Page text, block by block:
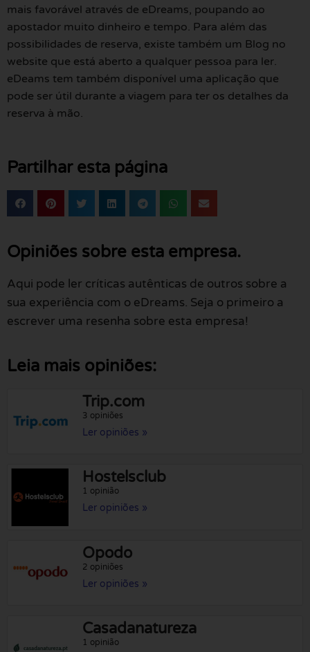
mais favorável através de eDreams, poupando ao
apostador muito dinheiro e tempo. Para além das
possibilidades de reserva, existe também um Blog no
website que está aberto a qualquer pessoa para ler.
eDeams tem também disponível uma aplicação que
pode ser útil durante a viagem para ter os detalhes da
reserva à mão.
Partilhar esta página
Opiniões sobre esta empresa.
Aqui pode ler críticas autênticas de outros sobre a
sua experiência com o eDreams. Seja o primeiro a
escrever uma resenha sobre esta empresa!
Leia mais opiniões:
Trip.com
3 opiniões
Ler opiniões »
Hostelsclub
1 opinião
Ler opiniões »
Opodo
2 opiniões
Ler opiniões »
Casadanatureza
1 opinião